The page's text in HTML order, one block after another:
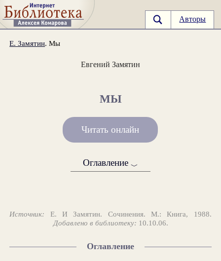
Авторы
Е. Замятин. Мы
Евгений Замятин
МЫ
Читать онлайн
Оглавление ﹀
Источник: Е. И Замятин. Сочинения. М.: Книга, 1988.
Добавлено в библиотеку: 10.10.06.
Оглавление